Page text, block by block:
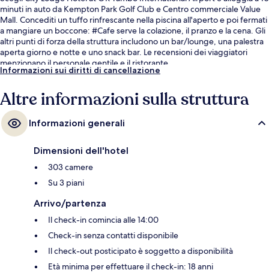
minuti in auto da Kempton Park Golf Club e Centro commerciale Value
Mall. Concediti un tuffo rinfrescante nella piscina all'aperto e poi fermati
a mangiare un boccone: #Cafe serve la colazione, il pranzo e la cena. Gli
altri punti di forza della struttura includono un bar/lounge, una palestra
aperta giorno e notte e uno snack bar. Le recensioni dei viaggiatori
menzionano il personale gentile e il ristorante.
Informazioni sui diritti di cancellazione
Altre informazioni sulla struttura
Informazioni generali
Dimensioni dell'hotel
303 camere
Su 3 piani
Arrivo/partenza
Il check-in comincia alle 14:00
Check-in senza contatti disponibile
Il check-out posticipato è soggetto a disponibilità
Età minima per effettuare il check-in: 18 anni